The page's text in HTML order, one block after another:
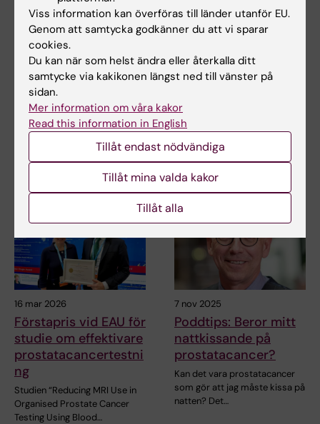
23 jun 2026
Fler farliga
prostatacancerfall
hittas med nytt
blodtest
Ett nytt blodtest kan göra det
lättare att hitta de farligaste
27 maj 2026
tillförlitlig AI i klinisk
användning inom
ogi
I en ny avhandling från
Karolinska Institutet studerade
doktorand Xiaoyi…
16 mar 2026
Förstapris vid EAU för
studie om effektivare
prostatacancertestni
ng
Studien “Reducing MRI Use in
Organised Prostate Cancer
Testing Using Blood…
7 nov 2025
Poddtips: Beror mitt
nattkissande på
prostatacancer?
Kan det vara prostatacancer
som gör att jag måste kissa på
natten? Det…
Viss information kan överföras till länder utanför EU.
Genom att samtycka godkänner du att vi sparar
cookies.
Du kan när som helst ändra eller återkalla ditt
samtycke via kakikonen längst ned till vänster på
sidan.
Mer information om våra kakor
Read this information in English
Tillåt endast nödvändiga
Tillåt mina valda kakor
Tillåt alla